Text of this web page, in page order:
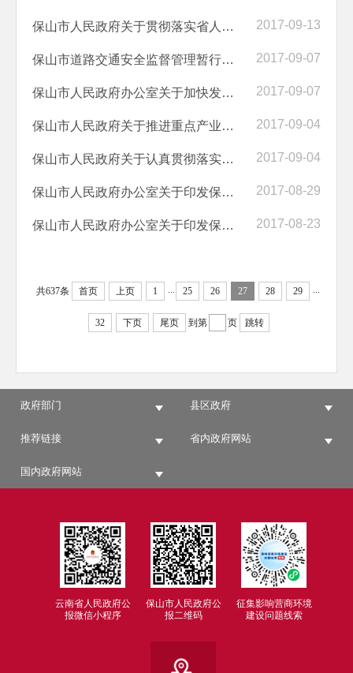
保山市人民政府关于贯彻落实省人民政府推进“放管服”改革10条措施的实... 2017-09-13
保山市道路交通安全监督管理暂行办法 2017-09-07
保山市人民政府办公室关于加快发展装配式建筑的实施意见 2017-09-07
保山市人民政府关于推进重点产业发展21条措施的意见 2017-09-04
保山市人民政府关于认真贯彻落实云南省企业投资项目核准和备案实施办法... 2017-09-04
保山市人民政府办公室关于印发保山市2018年城乡居民基本医疗保险征缴工... 2017-08-29
保山市人民政府办公室关于印发保山市人民政府实行宪法宣誓制度实施方案... 2017-08-23
共637条 首页 上页 1 ... 25 26 27 28 29 ...
32 下页 尾页 到第 页 跳转
政府部门 县区政府
推荐链接 省内政府网站
国内政府网站
云南省人民政府公
报微信小程序
保山市人民政府公
报二维码
征集影响营商环境
建设问题线索